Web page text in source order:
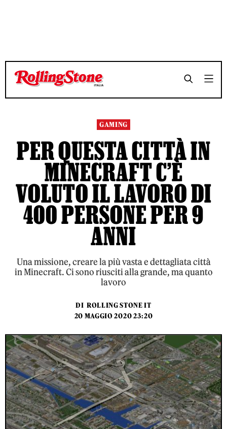
TEMPO DI LETTURA 3 MINUTI SHARE
TEMPO DI LETTURA 3 MINUTI SHARE
GAMING
PER QUESTA CITTÀ IN
MINECRAFT C’È
VOLUTO IL LAVORO DI
400 PERSONE PER 9
ANNI
Una missione, creare la più vasta e dettagliata città
in Minecraft. Ci sono riusciti alla grande, ma quanto
lavoro
DI ROLLING STONE IT
20 MAGGIO 2020 23:20